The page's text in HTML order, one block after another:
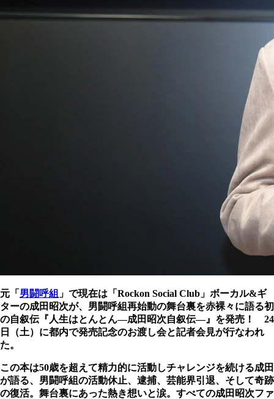
元「 男闘呼組 」で現在は「Rockon Social Club」ボーカル&ギ
ターの成田昭次が、男闘呼組再始動の舞台裏を赤裸々に語る初
の自叙伝『人生はとんとん―成田昭次自叙伝―』を発売！ 24
日（土）に都内で発売記念のお渡し会と記者会見が行なわれ
た。
この本は50歳を超えて精力的に活動しチャレンジを続ける成田
が語る、男闘呼組の活動休止、逮捕、芸能界引退、そして奇跡
の復活。舞台裏にあった熱き想いと涙。すべての成田昭次ファ